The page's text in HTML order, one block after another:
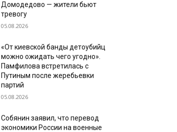
Домодедово — жители бьют
тревогу
05.08.2026
«От киевской банды детоубийц
можно ожидать чего угодно».
Памфилова встретилась с
Путиным после жеребьевки
партий
05.08.2026
Собянин заявил, что перевод
экономики России на военные